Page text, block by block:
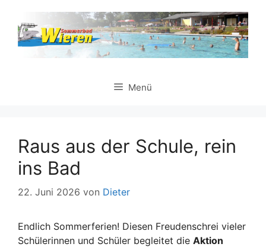
Inhalt
springen
Menü
Raus aus der Schule, rein
ins Bad
22. Juni 2026 von Dieter
Endlich Sommerferien! Diesen Freudenschrei vieler
Schülerinnen und Schüler begleitet die Aktion